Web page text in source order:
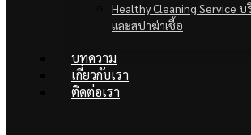
Healthy Cleaning Service บ
และสปาฆ่าเชื้อ
บทความ
เกี่ยวกับเรา
ติดต่อเรา